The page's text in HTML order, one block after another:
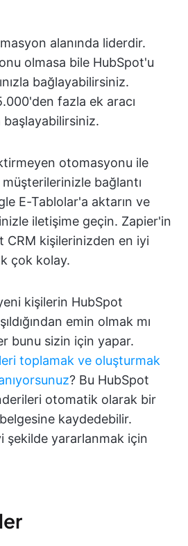
alanında liderdir.
olmasa bile HubSpot'u
bağlayabilirsiniz.
fazla ek aracı
otomasyonu ile
bağlantı
E-Tablolar'a aktarın ve
iletişime geçin. Zapier'in
CRM kişilerinizden en iyi
çok kolay.
kişilerin HubSpot
emin olmak mı
bunu sizin için yapar.
toplamak ve oluşturmak
? Bu HubSpot
otomatik olarak bir
kaydedebilir.
şekilde yararlanmak için